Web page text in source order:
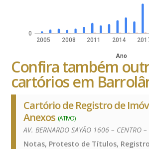
2005 2008 2011 2014
Ano
0
Confira também
cartórios em
Cartório de Registro de
Anexos (ATIVO)
AV. BERNARDO SAYÃO 1606 – CENTRO